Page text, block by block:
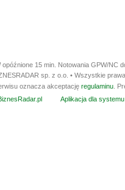
15 min. Notowania GPW/NC
sp. z o.o. • Wszystkie
oznacza akceptację regulaminu .
Aplikacja dla